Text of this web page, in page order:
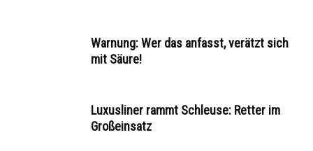
Warnung: Wer das anfasst, verätzt sich
mit Säure!
Luxusliner rammt Schleuse: Retter im
Großeinsatz